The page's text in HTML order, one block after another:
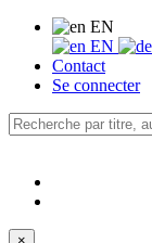
EN
EN
Contact
Se connecter